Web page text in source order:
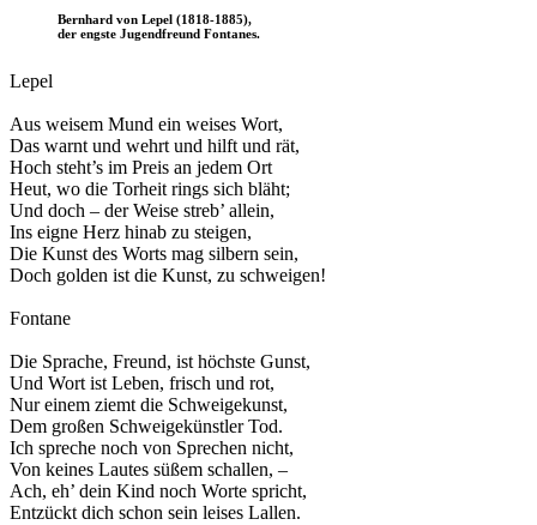
Bernhard von Lepel (1818-1885),
der engste Jugendfreund Fontanes.
Lepel
Aus weisem Mund ein weises Wort,
Das warnt und wehrt und hilft und rät,
Hoch steht’s im Preis an jedem Ort
Heut, wo die Torheit rings sich bläht;
Und doch – der Weise streb’ allein,
Ins eigne Herz hinab zu steigen,
Die Kunst des Worts mag silbern sein,
Doch golden ist die Kunst, zu schweigen!
Fontane
Die Sprache, Freund, ist höchste Gunst,
Und Wort ist Leben, frisch und rot,
Nur einem ziemt die Schweigekunst,
Dem großen Schweigekünstler Tod.
Ich spreche noch von Sprechen nicht,
Von keines Lautes süßem schallen, –
Ach, eh’ dein Kind noch Worte spricht,
Entzückt dich schon sein leises Lallen.